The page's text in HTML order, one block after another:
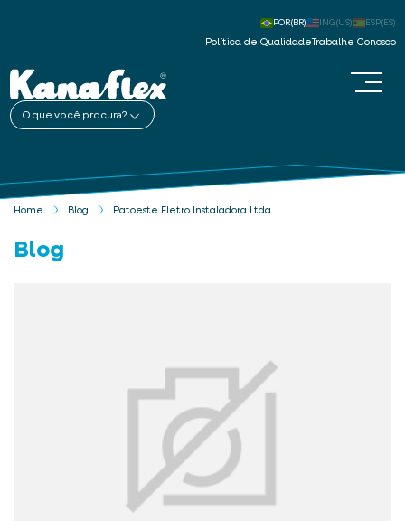
Política de Qualidade Trabalhe Conosco
POR(BR) ING(US) ESP(ES)
O que você procura?
Home Blog Patoeste Eletro Instaladora Ltda
Blog